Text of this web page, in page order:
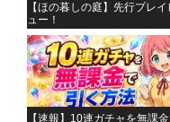
【ほの暮しの庭】先行プレ
ュー！
【速報】10連ガチャを無課金